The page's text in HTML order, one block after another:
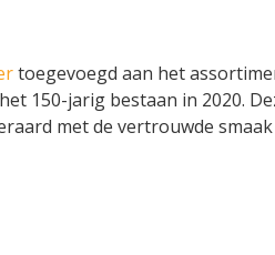
toegevoegd aan het
150-jarig bestaan in 2020.
met de vertrouwde smaak